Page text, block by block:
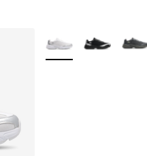
Plus de couleurs